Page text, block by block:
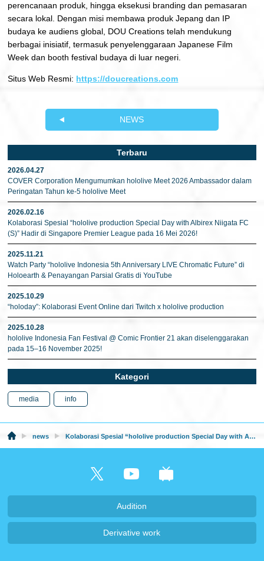
perencanaan produk, hingga eksekusi branding dan pemasaran
secara lokal. Dengan misi membawa produk Jepang dan IP
budaya ke audiens global, DOU Creations telah mendukung
berbagai inisiatif, termasuk penyelenggaraan Japanese Film
Week dan booth festival budaya di luar negeri.
Situs Web Resmi: https://doucreations.com
NEWS
Terbaru
2026.04.27
COVER Corporation Mengumumkan hololive Meet 2026 Ambassador dalam
Peringatan Tahun ke-5 hololive Meet
2026.02.16
Kolaborasi Spesial “hololive production Special Day with Albirex Niigata FC
(S)” Hadir di Singapore Premier League pada 16 Mei 2026!
2025.11.21
Watch Party “hololive Indonesia 5th Anniversary LIVE Chromatic Future” di
Holoearth & Penayangan Parsial Gratis di YouTube
2025.10.29
“holoday”: Kolaborasi Event Online dari Twitch x hololive production
2025.10.28
hololive Indonesia Fan Festival @ Comic Frontier 21 akan diselenggarakan
pada 15–16 November 2025!
Kategori
media info
news Kolaborasi Spesial “hololive production Special Day with Albirex Niigata FC (S)” Hadir di Singapore Premier League pada 16 Mei 2026!
Audition
Derivative work